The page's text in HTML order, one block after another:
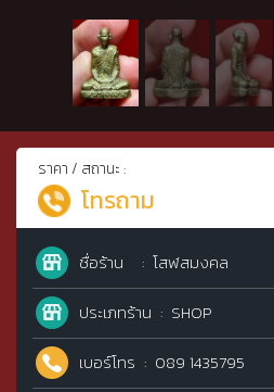
ราคา / สถานะ :
โทรถาม
ชื่อร้าน
โสฬสมงคล
ประเภทร้าน
SHOP
เบอร์โทร
089 1435795